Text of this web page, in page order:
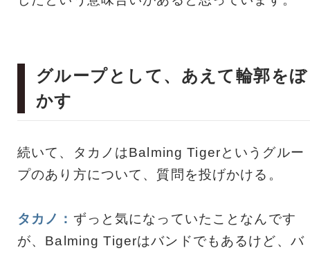
グループとして、あえて輪郭をぼ
かす
続いて、タカノはBalming Tigerというグルー
プのあり方について、質問を投げかける。
タカノ： ずっと気になっていたことなんです
が、Balming Tigerはバンドでもあるけど、バ